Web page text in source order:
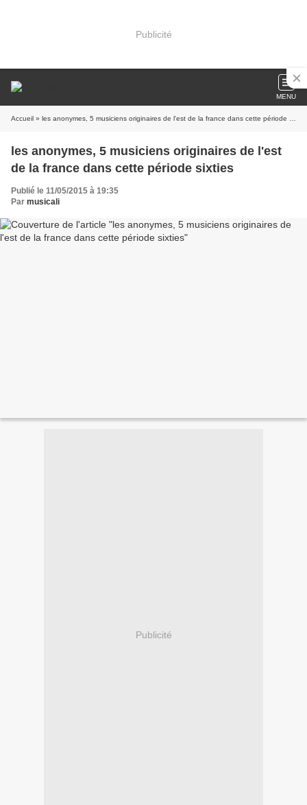
Publicité
MENU
Accueil » les anonymes, 5 musiciens originaires de l'est de la france dans cette période sixties
les anonymes, 5 musiciens originaires de l'est
de la france dans cette période sixties
Publié le 11/05/2015 à 19:35
Par musicali
Publicité